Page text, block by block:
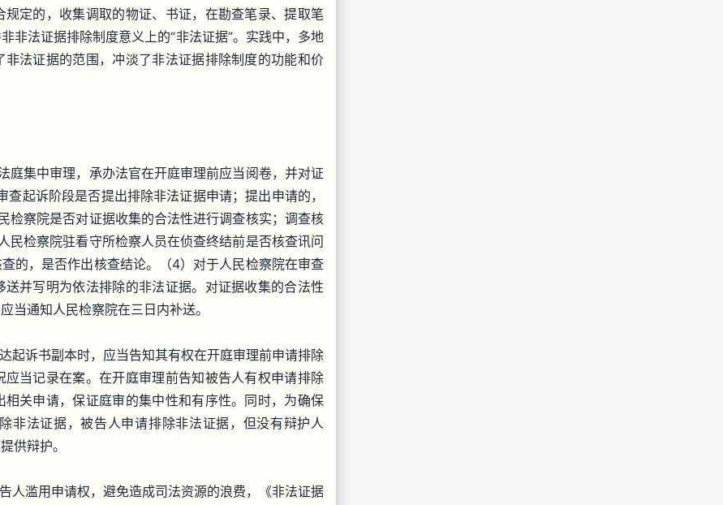
定的，收集调取的物证、书证，在勘查笔录、提取笔
非法证据排除制度意义上的“非法证据”。实践中，多地
法证据的范围，冲淡了非法证据排除制度的功能和价
集中审理，承办法官在开庭审理前应当阅卷，并对证
起诉阶段是否提出排除非法证据申请；提出申请的，
检察院是否对证据收集的合法性进行调查核实；调查核
检察院驻看守所检察人员在侦查终结前是否核查讯问
的，是否作出核查结论。（4）对于人民检察院在审查
并写明为依法排除的非法证据。对证据收集的合法性
当通知人民检察院在三日内补送。
诉书副本时，应当告知其有权在开庭审理前申请排除
当记录在案。在开庭审理前告知被告人有权申请排除
关申请，保证庭审的集中性和有序性。同时，为确保
非法证据，被告人申请排除非法证据，但没有辩护人
供辩护。
滥用申请权，避免造成司法资源的浪费，《非法证据